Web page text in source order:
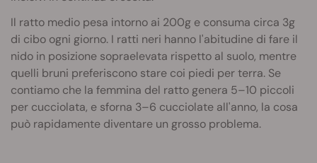
Il ratto medio pesa intorno ai 200g e consuma circa 3g
di cibo ogni giorno. I ratti neri hanno l'abitudine di fare il
nido in posizione sopraelevata rispetto al suolo, mentre
quelli bruni preferiscono stare coi piedi per terra. Se
contiamo che la femmina del ratto genera 5–10 piccoli
per cucciolata, e sforna 3–6 cucciolate all'anno, la cosa
può rapidamente diventare un grosso problema.